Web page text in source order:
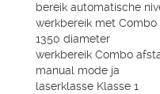
bereik automatische
werkbereik met Combo
1350 diameter
werkbereik Combo
manual mode ja
laserklasse Klasse 1